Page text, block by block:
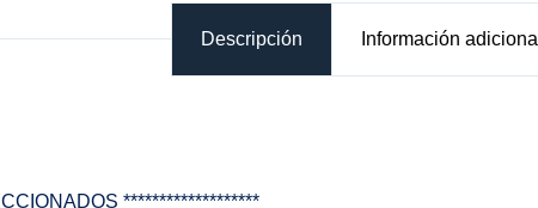
Descripción Información adicional
*******************